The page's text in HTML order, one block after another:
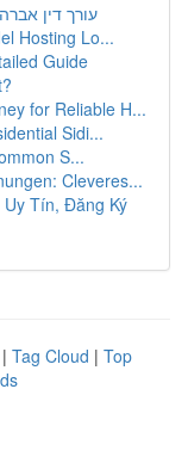
עורך דין
Hosting Lo...
Guide
for Reliable H...
Sidi...
S...
Cleveres...
Tín, Đăng Ký
| Tag Cloud | Top